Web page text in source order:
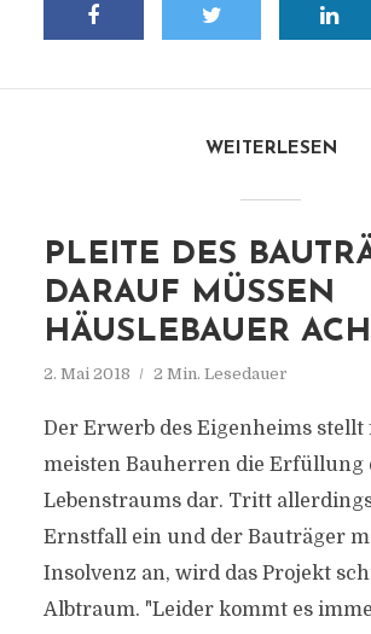
WEITERLESEN
PLEITE DES
DARAUF MÜSSEN
HÄUSLEBAUER
2. Mai 2018 2 Min. Lesedauer
Der Erwerb des Eigenheims stellt
meisten Bauherren die Erfüllung
Lebenstraums dar. Tritt
Ernstfall ein und der Bauträger
Insolvenz an, wird das Projekt
Albtraum. "Leider kommt es